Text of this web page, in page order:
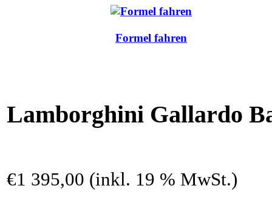
Formel fahren
Lamborghini Gallardo
€1 395,00 (inkl. 19 % MwSt.)